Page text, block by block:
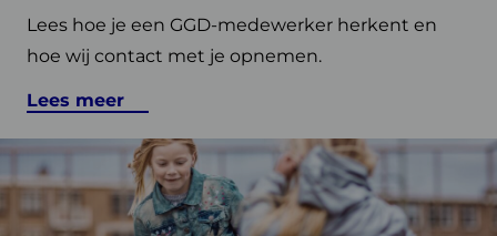
Lees hoe je een GGD-medewerker herkent en
hoe wij contact met je opnemen.
Lees meer
Lees
meer
Standpunten